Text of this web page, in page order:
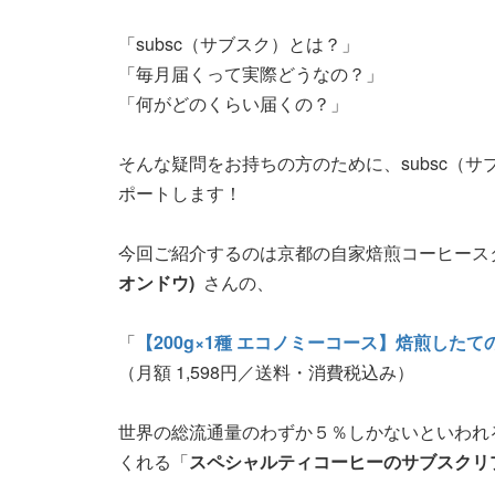
「subsc（サブスク）とは？」
「毎月届くって実際どうなの？」
「何がどのくらい届くの？」
そんな疑問をお持ちの方のために、subsc（
ポートします！
今回ご紹介するのは京都の自家焙煎コーヒー
オンドウ) さんの、
「 【200g×1種 エコノミーコース】焙煎した
（月額 1,598円／送料・消費税込み）
世界の総流通量のわずか５％しかないといわ
くれる「スペシャルティコーヒーのサブスク